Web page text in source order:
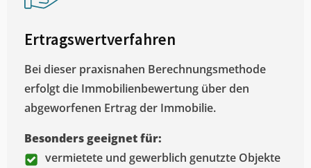
Ertragswertverfahren
Bei dieser praxisnahen Berechnungsmethode
erfolgt die Immobilienbewertung über den
abgeworfenen Ertrag der Immobilie.
Besonders geeignet für:
vermietete und gewerblich genutzte Objekte